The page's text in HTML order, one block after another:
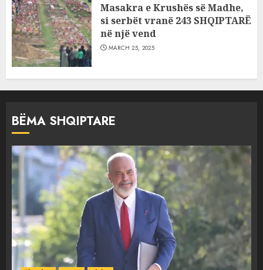
Masakra e Krushës së Madhe,
si serbët vranë 243 SHQIPTARË
në një vend
MARCH 25, 2025
BËMA SHQIPTARE